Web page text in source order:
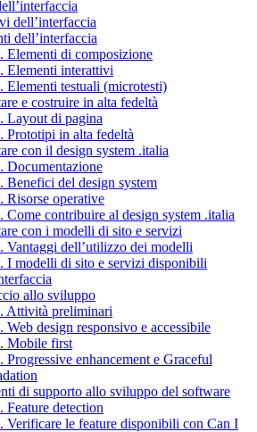
dell’interfaccia
dell’interfaccia
Elementi di composizione
Elementi interattivi
Elementi testuali (microtesti)
e costruire in alta fedeltà
Layout di pagina
Prototipi in alta fedeltà
con il design system .italia
Documentazione
Benefici del design system
Risorse operative
Come contribuire al design system .italia
con i modelli di sito e servizi
Vantaggi dell’utilizzo dei modelli
I modelli di sito e servizi disponibili
allo sviluppo
Attività preliminari
Web design responsivo e accessibile
Mobile first
Progressive enhancement e Graceful
di supporto allo sviluppo del software
Feature detection
Verificare le feature disponibili con Can I